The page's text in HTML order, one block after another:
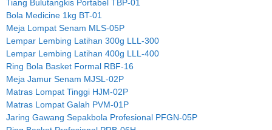
Tiang Bulutangkis Portabel TBP-01
Bola Medicine 1kg BT-01
Meja Lompat Senam MLS-05P
Lempar Lembing Latihan 300g LLL-300
Lempar Lembing Latihan 400g LLL-400
Ring Bola Basket Formal RBF-16
Meja Jamur Senam MJSL-02P
Matras Lompat Tinggi HJM-02P
Matras Lompat Galah PVM-01P
Jaring Gawang Sepakbola Profesional PFGN-05P